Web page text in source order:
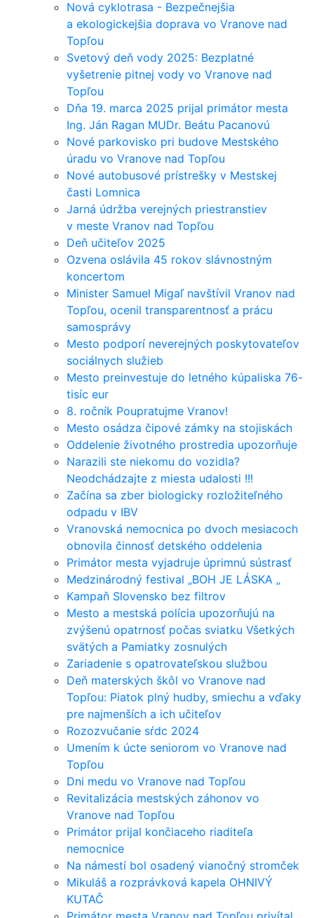
Nová cyklotrasa - Bezpečnejšia
a ekologickejšia doprava vo Vranove nad
Topľou
Svetový deň vody 2025: Bezplatné
vyšetrenie pitnej vody vo Vranove nad
Topľou
Dňa 19. marca 2025 prijal primátor mesta
Ing. Ján Ragan MUDr. Beátu Pacanovú
Nové parkovisko pri budove Mestského
úradu vo Vranove nad Topľou
Nové autobusové prístrešky v Mestskej
časti Lomnica
Jarná údržba verejných priestranstiev
v meste Vranov nad Topľou
Deň učiteľov 2025
Ozvena oslávila 45 rokov slávnostným
koncertom
Minister Samuel Migaľ navštívil Vranov nad
Topľou, ocenil transparentnosť a prácu
samosprávy
Mesto podporí neverejných poskytovateľov
sociálnych služieb
Mesto preinvestuje do letného kúpaliska 76-
tisíc eur
8. ročník Poupratujme Vranov!
Mesto osádza čipové zámky na stojiskách
Oddelenie životného prostredia upozorňuje
Narazili ste niekomu do vozidla?
Neodchádzajte z miesta udalosti !!!
Začína sa zber biologicky rozložiteľného
odpadu v IBV
Vranovská nemocnica po dvoch mesiacoch
obnovila činnosť detského oddelenia
Primátor mesta vyjadruje úprimnú sústrasť
Medzinárodný festival „BOH JE LÁSKA „
Kampaň Slovensko bez filtrov
Mesto a mestská polícia upozorňujú na
zvýšenú opatrnosť počas sviatku Všetkých
svätých a Pamiatky zosnulých
Zariadenie s opatrovateľskou službou
Deň materských škôl vo Vranove nad
Topľou: Piatok plný hudby, smiechu a vďaky
pre najmenších a ich učiteľov
Rozozvučanie sŕdc 2024
Umením k úcte seniorom vo Vranove nad
Topľou
Dni medu vo Vranove nad Topľou
Revitalizácia mestských záhonov vo
Vranove nad Topľou
Primátor prijal končiaceho riaditeľa
nemocnice
Na námestí bol osadený vianočný stromček
Mikuláš a rozprávková kapela OHNIVÝ
KUTAČ